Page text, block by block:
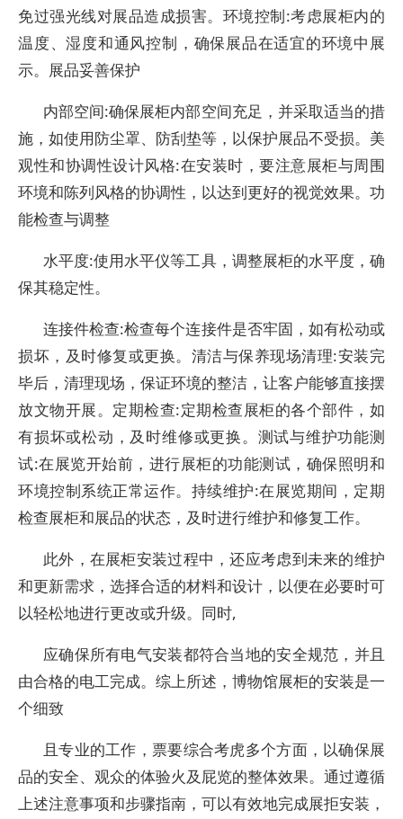
免过强光线对展品造成损害。环境控制:考虑展柜内的
温度、湿度和通风控制，确保展品在适宜的环境中展
示。展品妥善保护
内部空间:确保展柜内部空间充足，并采取适当的措
施，如使用防尘罩、防刮垫等，以保护展品不受损。美
观性和协调性设计风格:在安装时，要注意展柜与周围
环境和陈列风格的协调性，以达到更好的视觉效果。功
能检查与调整
水平度:使用水平仪等工具，调整展柜的水平度，确
保其稳定性。
连接件检查:检查每个连接件是否牢固，如有松动或
损坏，及时修复或更换。清洁与保养现场清理:安装完
毕后，清理现场，保证环境的整洁，让客户能够直接摆
放文物开展。定期检查:定期检查展柜的各个部件，如
有损坏或松动，及时维修或更换。测试与维护功能测
试:在展览开始前，进行展柜的功能测试，确保照明和
环境控制系统正常运作。持续维护:在展览期间，定期
检查展柜和展品的状态，及时进行维护和修复工作。
此外，在展柜安装过程中，还应考虑到未来的维护
和更新需求，选择合适的材料和设计，以便在必要时可
以轻松地进行更改或升级。同时,
应确保所有电气安装都符合当地的安全规范，并且
由合格的电工完成。综上所述，博物馆展柜的安装是一
个细致
且专业的工作，票要综合考虎多个方面，以确保展
品的安全、观众的体验火及屁览的整体效果。通过遵循
上述注意事项和步骤指南，可以有效地完成展拒安装，